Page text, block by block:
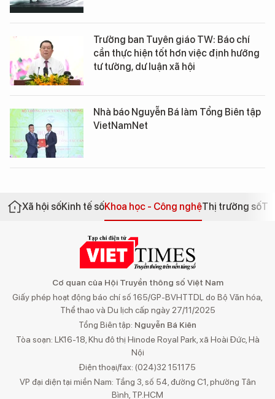
Trưởng ban Tuyên giáo TW: Báo chí
cần thực hiện tốt hơn việc định hướng
tư tưởng, dư luận xã hội
Nhà báo Nguyễn Bá làm Tổng Biên tập
VietNamNet
Xã hội sốKinh tế sốKhoa học - Công nghệThị trường số
Cơ quan của Hội Truyền thông số Việt Nam
Giấy phép hoạt động báo chí số 165/GP-BVHTTDL do Bộ Văn hóa,
Thể thao và Du lịch cấp ngày 27/11/2025
Tổng Biên tập: Nguyễn Bá Kiên
Tòa soạn: LK16-18, Khu đô thị Hinode Royal Park, xã Hoài Đức, Hà
Nội
Điện thoại/fax: (024)32 151175
VP đại diện tại miền Nam: Tầng 3, số 54, đường C1, phường Tân
Bình, TP.HCM